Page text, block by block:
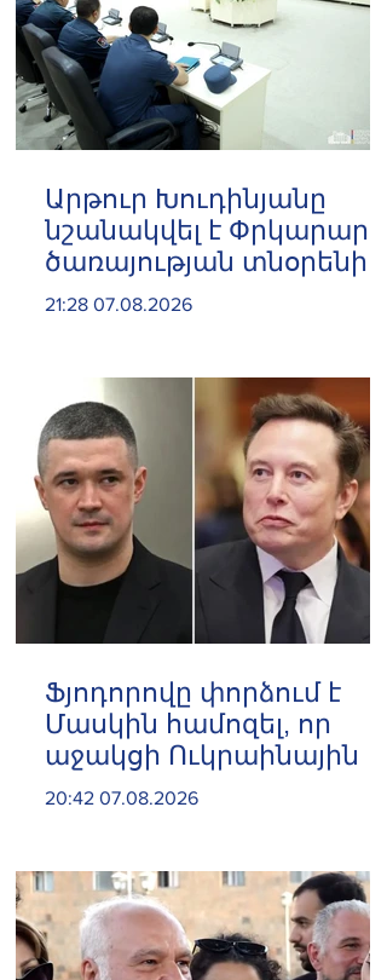
Արթուր Խուդինյանը
նշանակվել է Փրկարար
ծառայության տնօրենի
տեղակալ
21:28 07.08.2026
Ֆյոդորովը փորձում է
Մասկին համոզել, որ
աջակցի Ուկրաինային
20:42 07.08.2026